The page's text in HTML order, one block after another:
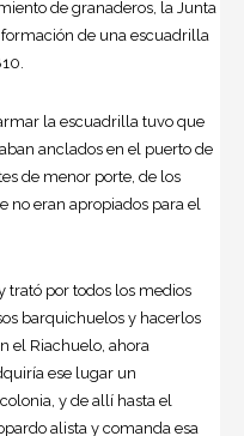
de granaderos, la Junta
de una escuadrilla
la escuadrilla tuvo que
anclados en el puerto de
de menor porte, de los
no eran apropiados para el
trató por todos los medios
barquichuelos y hacerlos
el Riachuelo, ahora
ese lugar un
y de allí hasta el
alista y comanda esa